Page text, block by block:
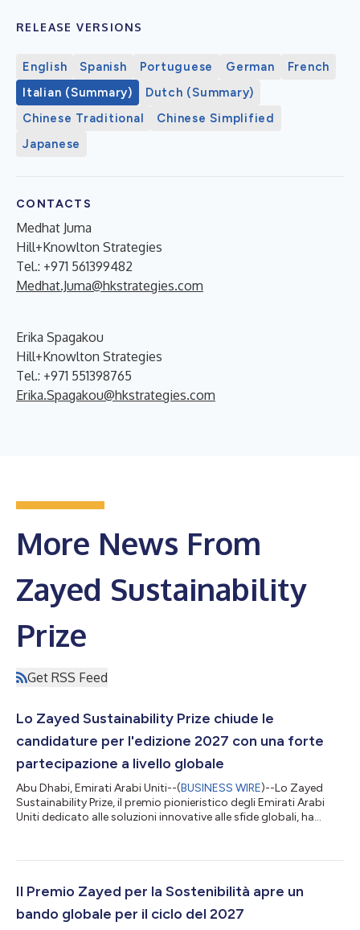
RELEASE VERSIONS
English Spanish Portuguese German
French
Italian (Summary)
Dutch (Summary)
Chinese Traditional
Chinese Simplified
Japanese
CONTACTS
Medhat Juma
Hill+Knowlton Strategies
Tel.: +971 561399482
Medhat.Juma@hkstrategies.com
Erika Spagakou
Hill+Knowlton Strategies
Tel.: +971 551398765
Erika.Spagakou@hkstrategies.com
More News From
Zayed Sustainability
Prize
Get RSS Feed
Lo Zayed Sustainability Prize chiude le
candidature per l'edizione 2027 con una forte
partecipazione a livello globale
Abu Dhabi, Emirati Arabi Uniti--(BUSINESS WIRE)--Lo Zayed
Sustainability Prize, il premio pionieristico degli Emirati Arabi
Uniti dedicato alle soluzioni innovative alle sfide globali, ha
provenienti da 177 paesi nelle sue sei categorie: Salute,
superiori globali. Giunto ormai alla sua 18a edizione, il Premio
Il Premio Zayed per la Sostenibilità apre un
bando globale per il ciclo del 2027